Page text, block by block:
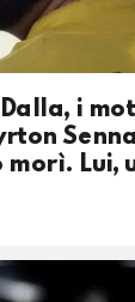
Dalla, i
morì. Lui,